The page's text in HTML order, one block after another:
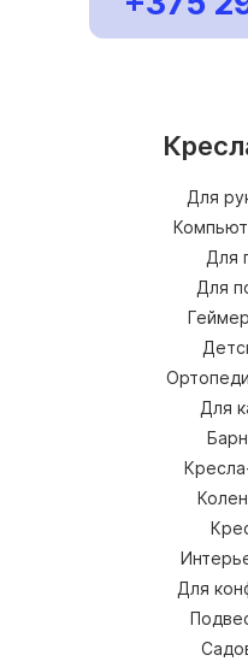
Для
Для
Для
Для
Для